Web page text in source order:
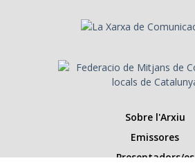
Sobre l'Arxiu
Emissores
Presentadors/es